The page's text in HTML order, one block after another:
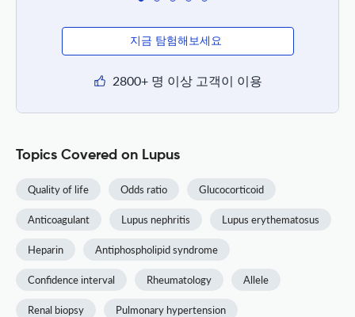
지금 탐험해보세요
2800+ 명 이상 고객이 이용
Topics Covered on Lupus
Quality of life Odds ratio Glucocorticoid
Anticoagulant Lupus nephritis Lupus erythematosus
Heparin Antiphospholipid syndrome
Confidence interval Rheumatology Allele
Renal biopsy Pulmonary hypertension